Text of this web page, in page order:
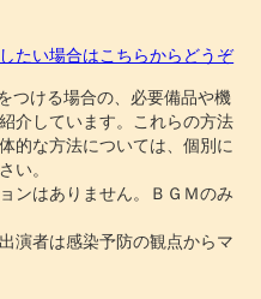
たい場合はこちらからどうぞ
つける場合の、必要備品や機
介しています。これらの方法
的な方法については、個別に
い。
ンはありません。ＢＧＭのみ
演者は感染予防の観点からマ